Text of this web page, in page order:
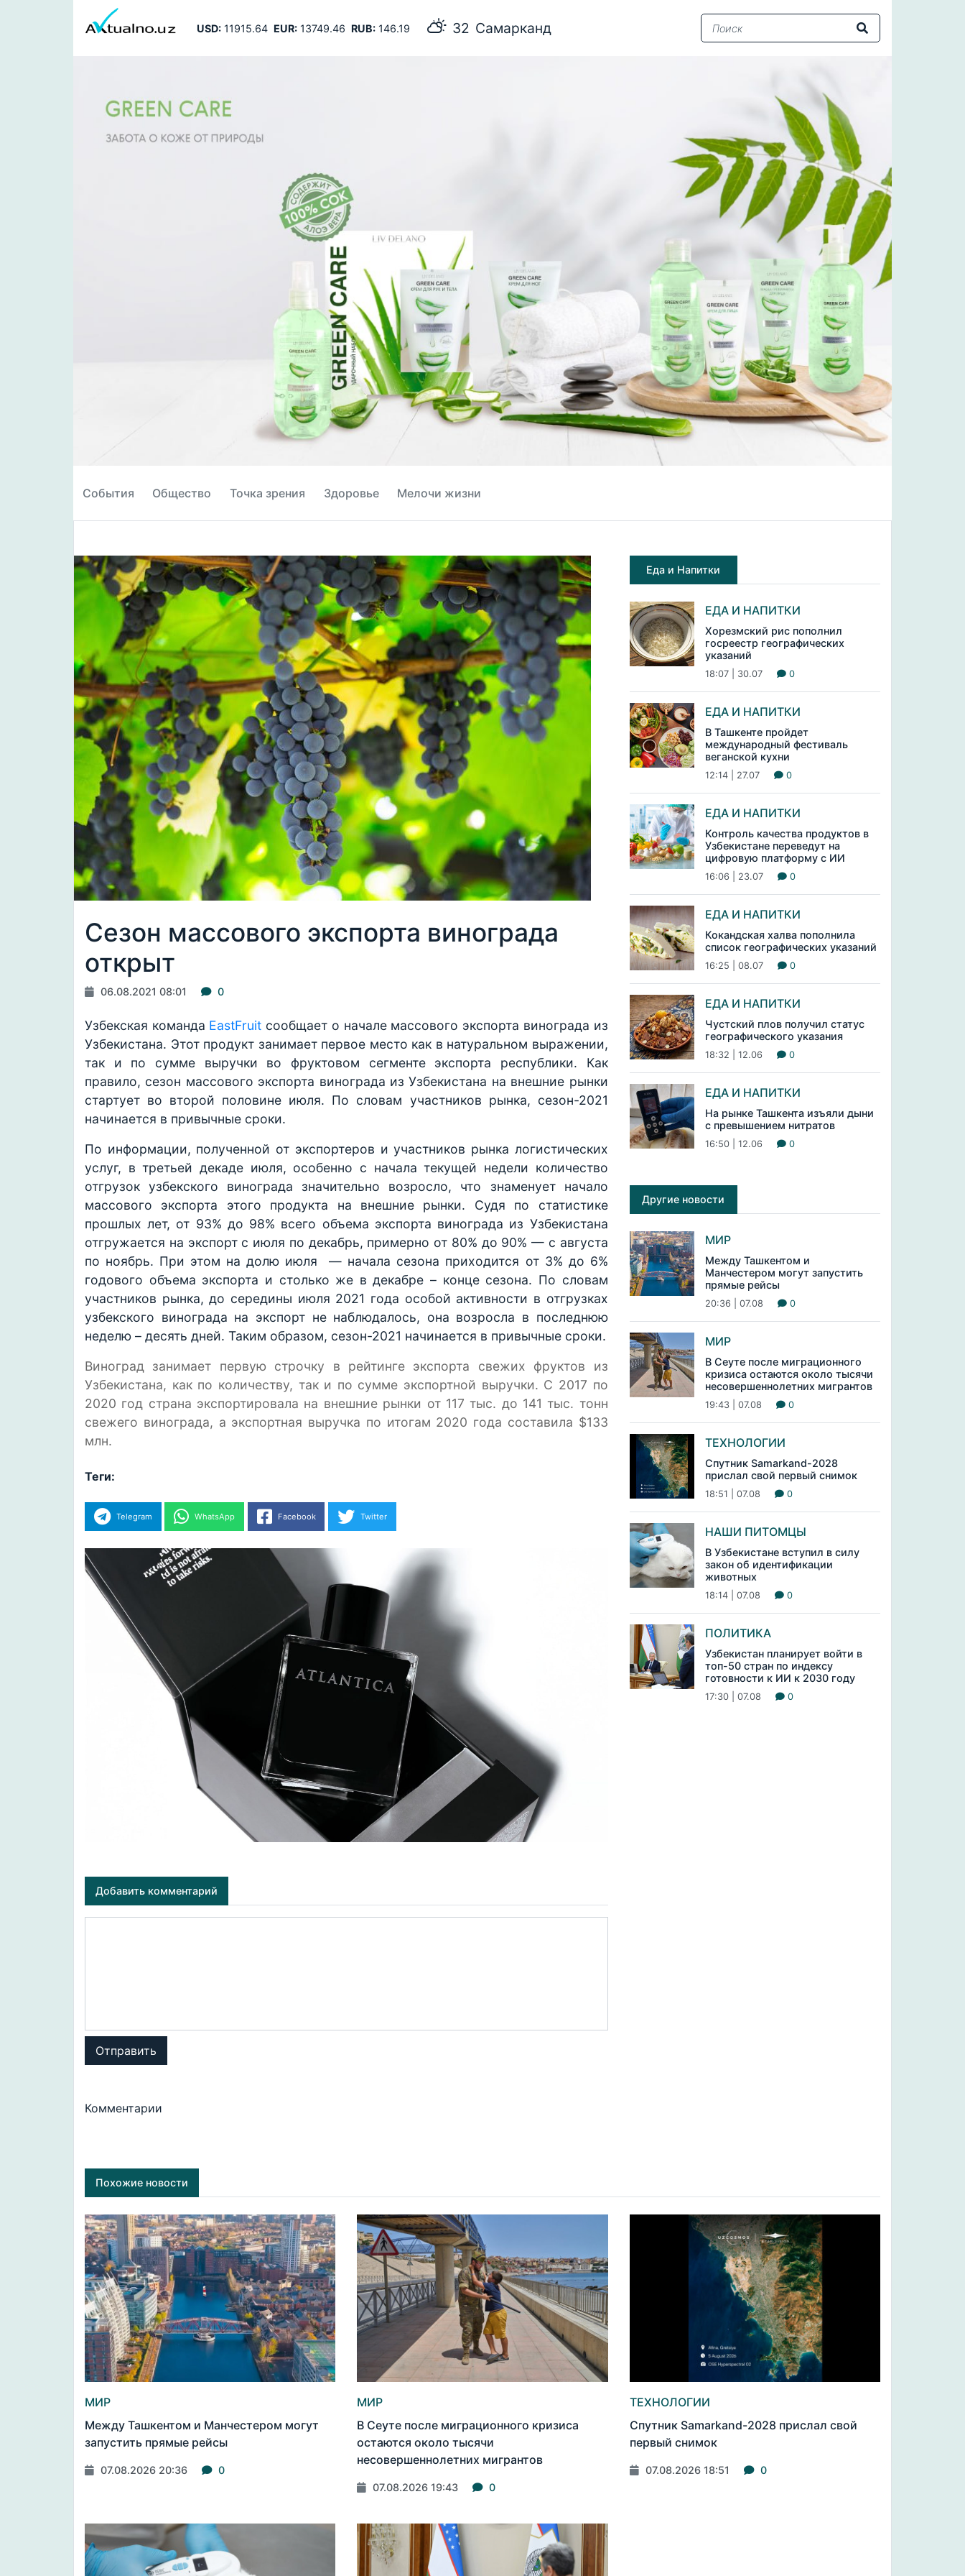
USD:11915.64 EUR:13749.46 RUB:146.19 32 Самарканд
События Общество Точка зрения Здоровье Мелочи жизни
Сезон массового экспорта винограда
открыт
06.08.2021 08:01 0
Узбекская команда EastFruit сообщает о начале массового экспорта винограда из
Узбекистана. Этот продукт занимает первое место как в натуральном выражении,
так и по сумме выручки во фруктовом сегменте экспорта республики. Как
правило, сезон массового экспорта винограда из Узбекистана на внешние рынки
стартует во второй половине июля. По словам участников рынка, сезон-2021
начинается в привычные сроки.
По информации, полученной от экспортеров и участников рынка логистических
услуг, в третьей декаде июля, особенно с начала текущей недели количество
отгрузок узбекского винограда значительно возросло, что знаменует начало
массового экспорта этого продукта на внешние рынки. Судя по статистике
прошлых лет, от 93% до 98% всего объема экспорта винограда из Узбекистана
отгружается на экспорт с июля по декабрь, примерно от 80% до 90% — с августа
по ноябрь. При этом на долю июля — начала сезона приходится от 3% до 6%
годового объема экспорта и столько же в декабре – конце сезона. По словам
участников рынка, до середины июля 2021 года особой активности в отгрузках
узбекского винограда на экспорт не наблюдалось, она возросла в последнюю
неделю – десять дней. Таким образом, сезон-2021 начинается в привычные сроки.
Виноград занимает первую строчку в рейтинге экспорта свежих фруктов из
Узбекистана, как по количеству, так и по сумме экспортной выручки. С 2017 по
2020 год страна экспортировала на внешние рынки от 117 тыс. до 141 тыс. тонн
свежего винограда, а экспортная выручка по итогам 2020 года составила $133
млн.
Теги:
Telegram WhatsApp Facebook Twitter
Добавить комментарий
Отправить
Комментарии
Еда и Напитки
ЕДА И НАПИТКИ
Хорезмский рис пополнил
госреестр географических
указаний
18:07 | 30.07 0
ЕДА И НАПИТКИ
В Ташкенте пройдет
международный фестиваль
веганской кухни
12:14 | 27.07 0
ЕДА И НАПИТКИ
Контроль качества продуктов в
Узбекистане переведут на
цифровую платформу с ИИ
16:06 | 23.07 0
ЕДА И НАПИТКИ
Кокандская халва пополнила
список географических указаний
16:25 | 08.07 0
ЕДА И НАПИТКИ
Чустский плов получил статус
географического указания
18:32 | 12.06 0
ЕДА И НАПИТКИ
На рынке Ташкента изъяли дыни
с превышением нитратов
16:50 | 12.06 0
Другие новости
МИР
Между Ташкентом и
Манчестером могут запустить
прямые рейсы
20:36 | 07.08 0
МИР
В Сеуте после миграционного
кризиса остаются около тысячи
несовершеннолетних мигрантов
19:43 | 07.08 0
ТЕХНОЛОГИИ
Спутник Samarkand-2028
прислал свой первый снимок
18:51 | 07.08 0
НАШИ ПИТОМЦЫ
В Узбекистане вступил в силу
закон об идентификации
животных
18:14 | 07.08 0
ПОЛИТИКА
Узбекистан планирует войти в
топ-50 стран по индексу
готовности к ИИ к 2030 году
17:30 | 07.08 0
Похожие новости
МИР
Между Ташкентом и Манчестером могут
запустить прямые рейсы
07.08.2026 20:36 0
МИР
В Сеуте после миграционного кризиса
остаются около тысячи
несовершеннолетних мигрантов
07.08.2026 19:43 0
ТЕХНОЛОГИИ
Спутник Samarkand-2028 прислал свой
первый снимок
07.08.2026 18:51 0